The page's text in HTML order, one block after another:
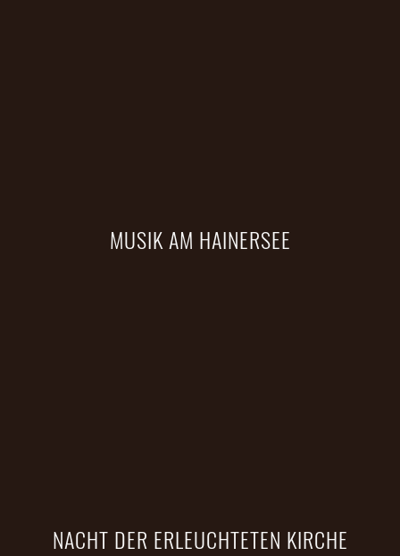
MUSIK AM HAINERSEE
NACHT DER ERLEUCHTETEN KIRCHE